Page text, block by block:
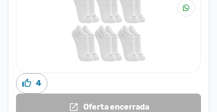
4
Oferta encerrada